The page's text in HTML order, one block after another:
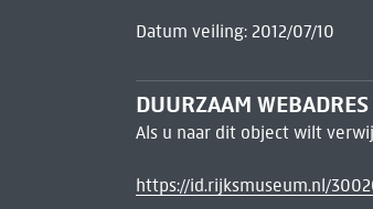
Datum veiling: 2012/07/10
DUURZAAM WEBADRES
Als u naar dit object wilt
https://id.rijksmuseum.nl/